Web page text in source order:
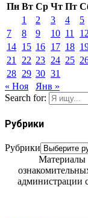
Пн Вт Ср Чт Пт
1
2 3 4 5
7
8 9 10 11 12
14 15 16 17 18
21
22 23 24 25
28 29 30 31
« Ноя
Янв »
Search for:
Рубрики
Рубрики
Материалы
администрации